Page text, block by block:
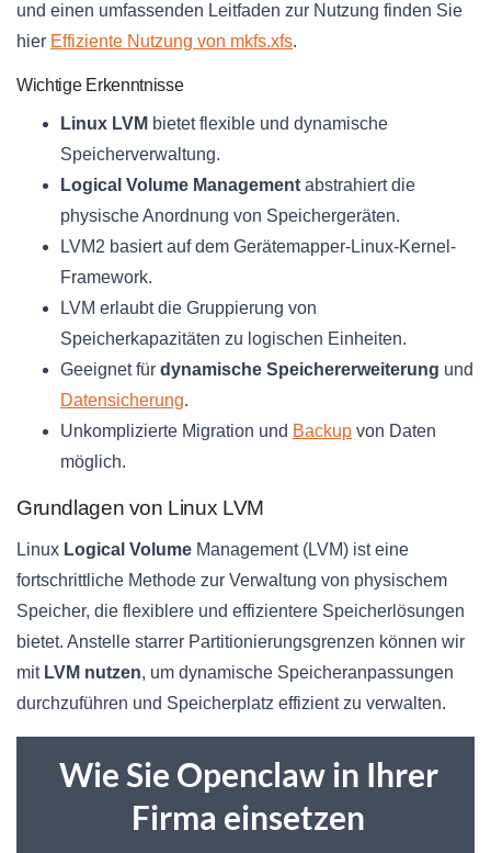
und einen umfassenden Leitfaden zur Nutzung finden Sie
hier Effiziente Nutzung von mkfs.xfs.
Wichtige Erkenntnisse
Linux LVM bietet flexible und dynamische
Speicherverwaltung.
Logical Volume Management abstrahiert die
physische Anordnung von Speichergeräten.
LVM2 basiert auf dem Gerätemapper-Linux-Kernel-
Framework.
LVM erlaubt die Gruppierung von
Speicherkapazitäten zu logischen Einheiten.
Geeignet für dynamische Speichererweiterung und
Datensicherung.
Unkomplizierte Migration und Backup von Daten
möglich.
Grundlagen von Linux LVM
Linux Logical Volume Management (LVM) ist eine
fortschrittliche Methode zur Verwaltung von physischem
Speicher, die flexiblere und effizientere Speicherlösungen
bietet. Anstelle starrer Partitionierungsgrenzen können wir
mit LVM nutzen, um dynamische Speicheranpassungen
durchzuführen und Speicherplatz effizient zu verwalten.